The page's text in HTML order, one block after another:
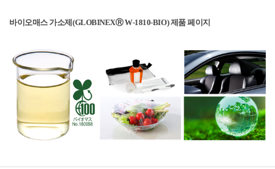
바이오매스 가소제 (GLOBINEXⓇ W-1810-BIO)제품페이지